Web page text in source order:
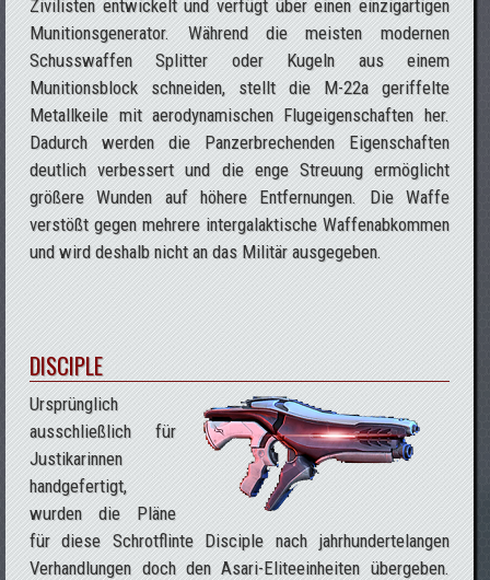
Zivilisten entwickelt und verfügt über einen einzigartigen
Munitionsgenerator. Während die meisten modernen
Schusswaffen Splitter oder Kugeln aus einem
Munitionsblock schneiden, stellt die M-22a geriffelte
Metallkeile mit aerodynamischen Flugeigenschaften her.
Dadurch werden die Panzerbrechenden Eigenschaften
deutlich verbessert und die enge Streuung ermöglicht
größere Wunden auf höhere Entfernungen. Die Waffe
verstößt gegen mehrere intergalaktische Waffenabkommen
und wird deshalb nicht an das Militär ausgegeben.
DISCIPLE
Ursprünglich
ausschließlich für
Justikarinnen
handgefertigt,
wurden die Pläne
für diese Schrotflinte Disciple nach jahrhundertelangen
Verhandlungen doch den Asari-Eliteeinheiten übergeben.